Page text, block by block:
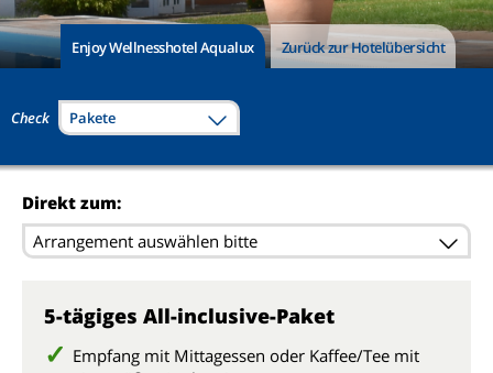
Enjoy Wellnesshotel Aqualux Zurück zur Hotelübersicht
Check Pakete
Direkt zum:
Arrangement auswählen bitte
5-tägiges All-inclusive-Paket
Empfang mit Mittagessen oder Kaffee/Tee mit